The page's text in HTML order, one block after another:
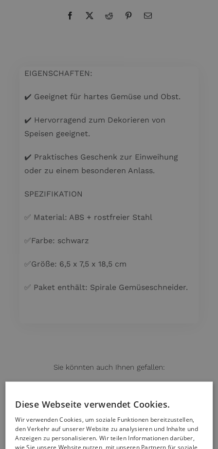
EIGENSCHAFTEN:
✔️ Geeignet für hartes Gemüse und Obst.
✔️ Hervorragend zum Dekorieren von
Speisen geeignet.
✔️ Praktisches Geschenk zur Einweihung
oder zu einem besonderen Anlass.
SPEZIFIKATION
✅ Material: ABS + rostfreier Stahl
✅Farbe: schwarz
✅Größe: 6,5 x 7,5 x 18,5 cm
✅ Paket enthält: Spirale Gemüseschneider.
Sie könnten auch Ihnen gefallen:
WARENKORB
/
DETAILS
WARENKORB
/
DETAILS
Diese Webseite verwendet Cookies.
Wir verwenden Cookies, um soziale Funktionen bereitzustellen,
den Verkehr auf unserer Website zu analysieren und Inhalte und
Anzeigen zu personalisieren. Wir teilen Informationen darüber,
wie Sie unsere Website nutzen, mit unseren Partnern für soziale